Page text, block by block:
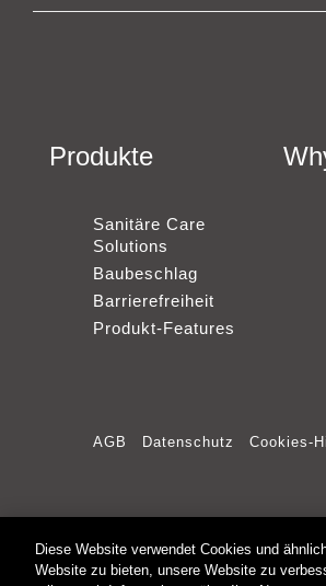
Produkte
Sanitäre Care
Solutions
Baubeschlag
Barrierefreiheit
Produkt-Features
AGB Datenschutz Cookies-
Diese Website verwendet Cookies und
Website zu bieten, unsere Website zu